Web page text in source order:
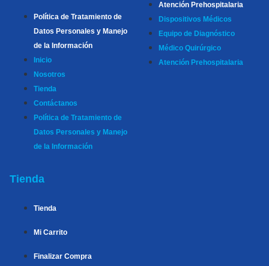
Política de Tratamiento de
Datos Personales y Manejo
de la Información
Inicio
Nosotros
Tienda
Contáctanos
Política de Tratamiento de
Datos Personales y Manejo
de la Información
Atención Prehospitalaria
Dispositivos Médicos
Equipo de Diagnóstico
Médico Quirúrgico
Atención Prehospitalaria
Tienda
Tienda
Mi Carrito
Finalizar Compra